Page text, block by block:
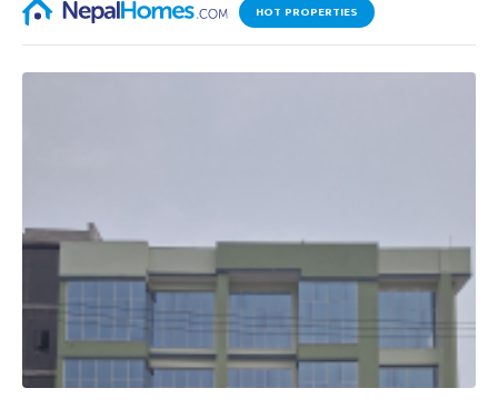
HOT PROPERTIES